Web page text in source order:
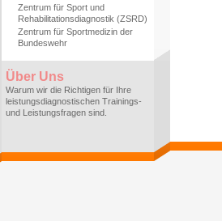
Zentrum für Sport und
Rehabilitationsdiagnostik (ZSRD)
Zentrum für Sportmedizin der
Bundeswehr
Über Uns
Warum wir die Richtigen für Ihre
leistungsdiagnostischen Trainings-
und Leistungsfragen sind.